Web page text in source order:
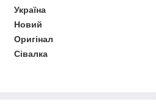
Україна
Новий
Оригінал
Сівалка